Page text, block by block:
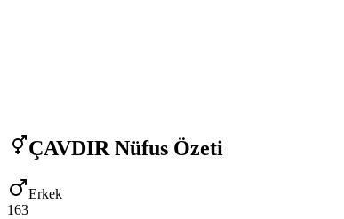
ÇAVDIR Nüfus Özeti
Erkek
163